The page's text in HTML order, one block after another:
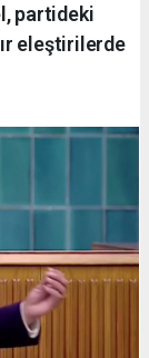
partideki
eleştirilerde